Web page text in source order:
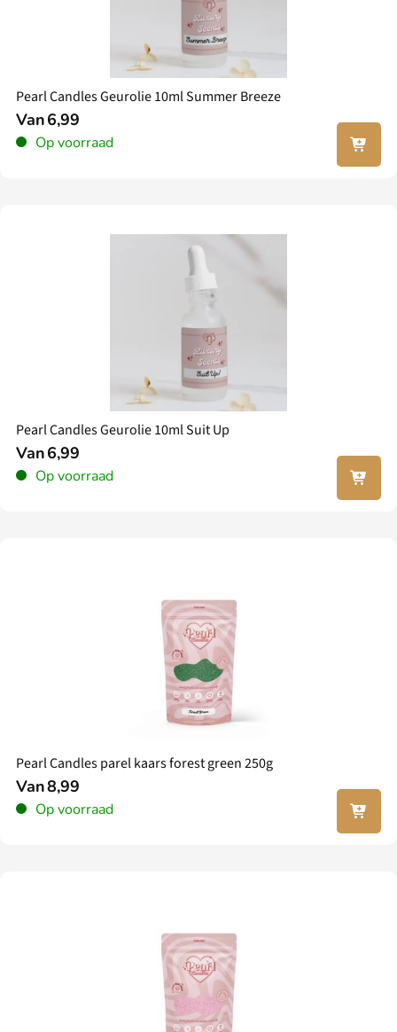
Pearl Candles Geurolie 10ml Summer Breeze
Van6,99
Op voorraad
In jouw
winkel
Pearl Candles Geurolie 10ml Suit Up
Van6,99
Op voorraad
In jouw
winkel
Pearl Candles parel kaars forest green 250g
Van8,99
Op voorraad
In jouw
winkel